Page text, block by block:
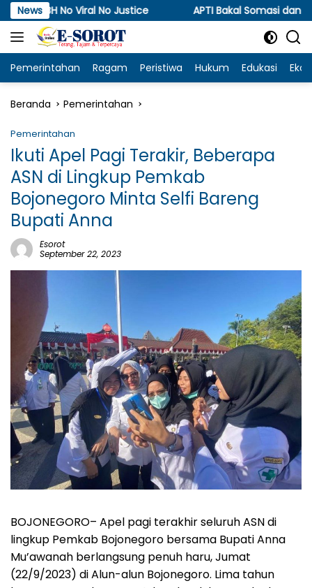
Langsung
ke
konten
News
No Justice APTI Bakal Somasi dan Gugat KPPU,
Pemerintahan Ragam Peristiwa Hukum Edukasi
Beranda Pemerintahan
Pemerintahan
Ikuti Apel Pagi Terakir, Beberapa
ASN di Lingkup Pemkab
Bojonegoro Minta Selfi Bareng
Bupati Anna
Esorot
September 22, 2023
BOJONEGORO– Apel pagi terakhir seluruh ASN di
lingkup Pemkab Bojonegoro bersama Bupati Anna
Mu’awanah berlangsung penuh haru, Jumat
(22/9/2023) di Alun-alun Bojonegoro. Lima tahun